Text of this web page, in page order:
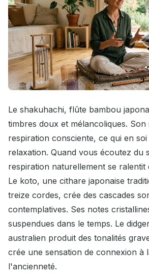
Le shakuhachi, flûte bambou
timbres doux et mélancoliques.
respiration consciente, ce qui en
relaxation. Quand vous écoutez du
respiration naturellement se
Le koto, une cithare japonaise
treize cordes, crée des cascades
contemplatives. Ses notes
suspendues dans le temps. Le
australien produit des tonalités
crée une sensation de connexion à
l'ancienneté.